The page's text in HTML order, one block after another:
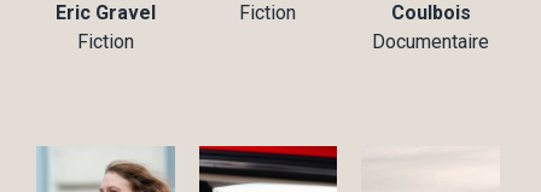
Eric Gravel
Fiction
Fiction
Coulbois
Documentaire